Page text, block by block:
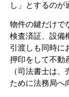
し」とするのが
物件の鍵だけで
検査済証、設備
引渡しも同時に
押印をして不動
（司法書士は
ために法務局へ